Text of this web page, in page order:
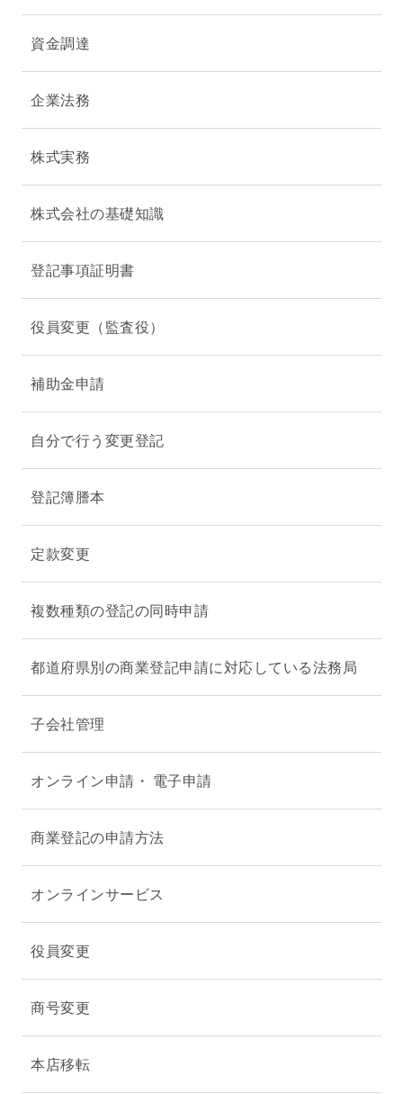
資金調達
企業法務
株式実務
株式会社の基礎知識
登記事項証明書
役員変更（監査役）
補助金申請
自分で行う変更登記
登記簿謄本
定款変更
複数種類の登記の同時申請
都道府県別の商業登記申請に対応している法務局
子会社管理
オンライン申請・ 電子申請
商業登記の申請方法
オンラインサービス
役員変更
商号変更
本店移転